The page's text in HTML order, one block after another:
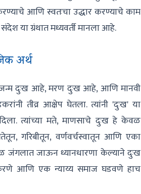
आणि स्वतःचा उद्धार करण्याचे काम
या ग्रंथात मध्यवर्ती मानला आहे.
अर्थ
दुःख आहे, मरण दुःख आहे, आणि मानवी
तीव्र आक्षेप घेतला. त्यांनी 'दुःख' या
त्यांच्या मते, माणसाचे दुःख हे केवळ
गरिबीतून, वर्णवर्चस्वातून आणि एका
जंगलात जाऊन ध्यानधारणा केल्याने दुःख
करणे आणि एक न्याय्य समाज घडवणे हाच